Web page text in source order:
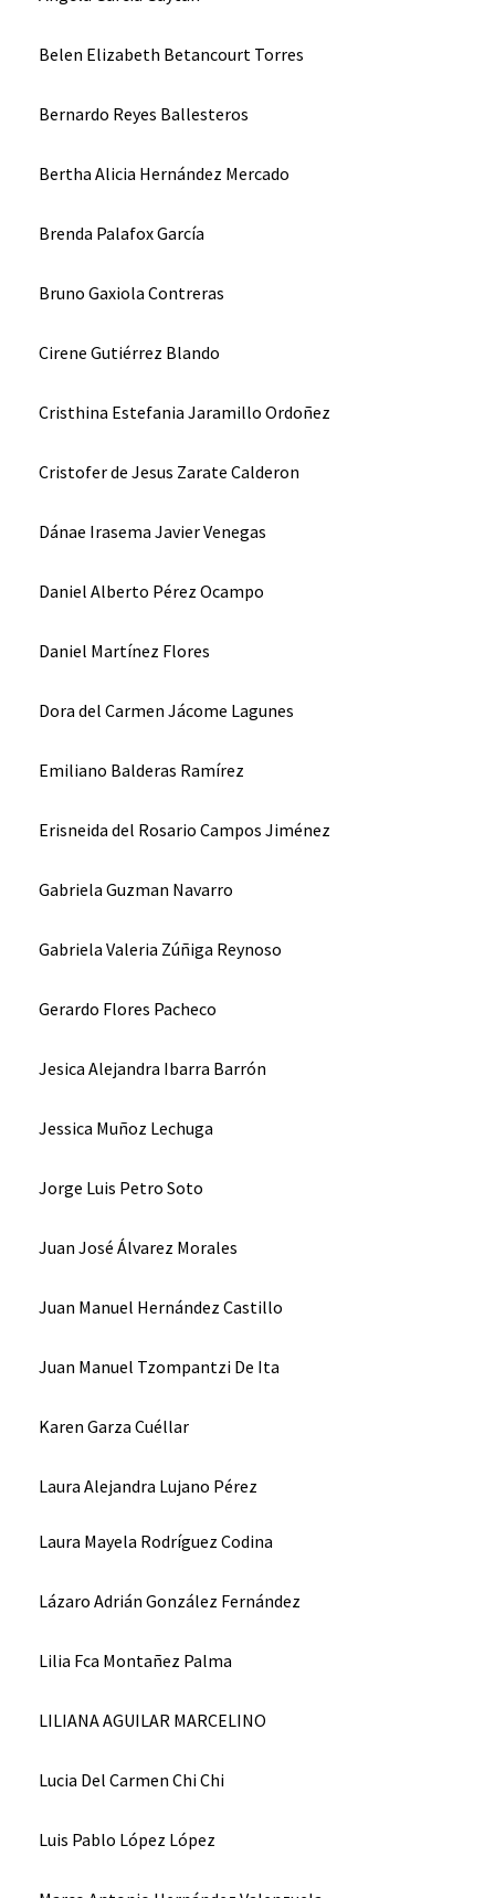
Belen Elizabeth Betancourt Torres
Bernardo Reyes Ballesteros
Bertha Alicia Hernández Mercado
Brenda Palafox García
Bruno Gaxiola Contreras
Cirene Gutiérrez Blando
Cristhina Estefania Jaramillo Ordoñez
Cristofer de Jesus Zarate Calderon
Dánae Irasema Javier Venegas
Daniel Alberto Pérez Ocampo
Daniel Martínez Flores
Dora del Carmen Jácome Lagunes
Emiliano Balderas Ramírez
Erisneida del Rosario Campos Jiménez
Gabriela Guzman Navarro
Gabriela Valeria Zúñiga Reynoso
Gerardo Flores Pacheco
Jesica Alejandra Ibarra Barrón
Jessica Muñoz Lechuga
Jorge Luis Petro Soto
Juan José Álvarez Morales
Juan Manuel Hernández Castillo
Juan Manuel Tzompantzi De Ita
Karen Garza Cuéllar
Laura Alejandra Lujano Pérez
Laura Mayela Rodríguez Codina
Lázaro Adrián González Fernández
Lilia Fca Montañez Palma
LILIANA AGUILAR MARCELINO
Lucia Del Carmen Chi Chi
Luis Pablo López López